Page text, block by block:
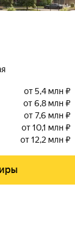
от 5,4 млн ₽
от 6,8 млн ₽
от 7,6 млн ₽
от 10,1 млн ₽
от 12,2 млн ₽